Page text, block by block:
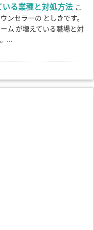
る業種と対処方法 こ
ンセラーの としきです。
ム が増えている職場と対
...